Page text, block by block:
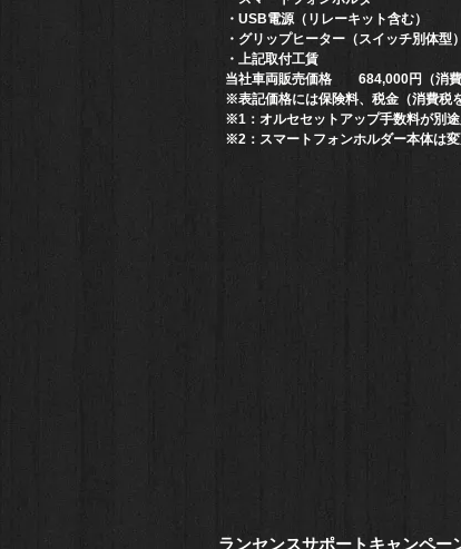
・USB電源（リレーキット含む）
・グリップヒーター（スイッチ別体型）
・上記取付工賃
当社車両販売価格 684,000円（消費
※表記価格には保険料、税金（消費税
※1：オルセセットアップ手数料が別途
※2：スマートフォンホルダー本体は変
ランセンスサポートキャンペー